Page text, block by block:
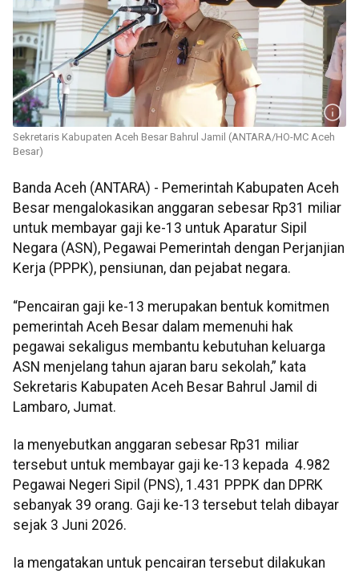
Sekretaris Kabupaten Aceh Besar Bahrul Jamil (ANTARA/HO-MC Aceh
Besar)
Banda Aceh (ANTARA) - Pemerintah Kabupaten Aceh
Besar mengalokasikan anggaran sebesar Rp31 miliar
untuk membayar gaji ke-13 untuk Aparatur Sipil
Negara (ASN), Pegawai Pemerintah dengan Perjanjian
Kerja (PPPK), pensiunan, dan pejabat negara.
“Pencairan gaji ke-13 merupakan bentuk komitmen
pemerintah Aceh Besar dalam memenuhi hak
pegawai sekaligus membantu kebutuhan keluarga
ASN menjelang tahun ajaran baru sekolah,” kata
Sekretaris Kabupaten Aceh Besar Bahrul Jamil di
Lambaro, Jumat.
Ia menyebutkan anggaran sebesar Rp31 miliar
tersebut untuk membayar gaji ke-13 kepada 4.982
Pegawai Negeri Sipil (PNS), 1.431 PPPK dan DPRK
sebanyak 39 orang. Gaji ke-13 tersebut telah dibayar
sejak 3 Juni 2026.
Ia mengatakan untuk pencairan tersebut dilakukan